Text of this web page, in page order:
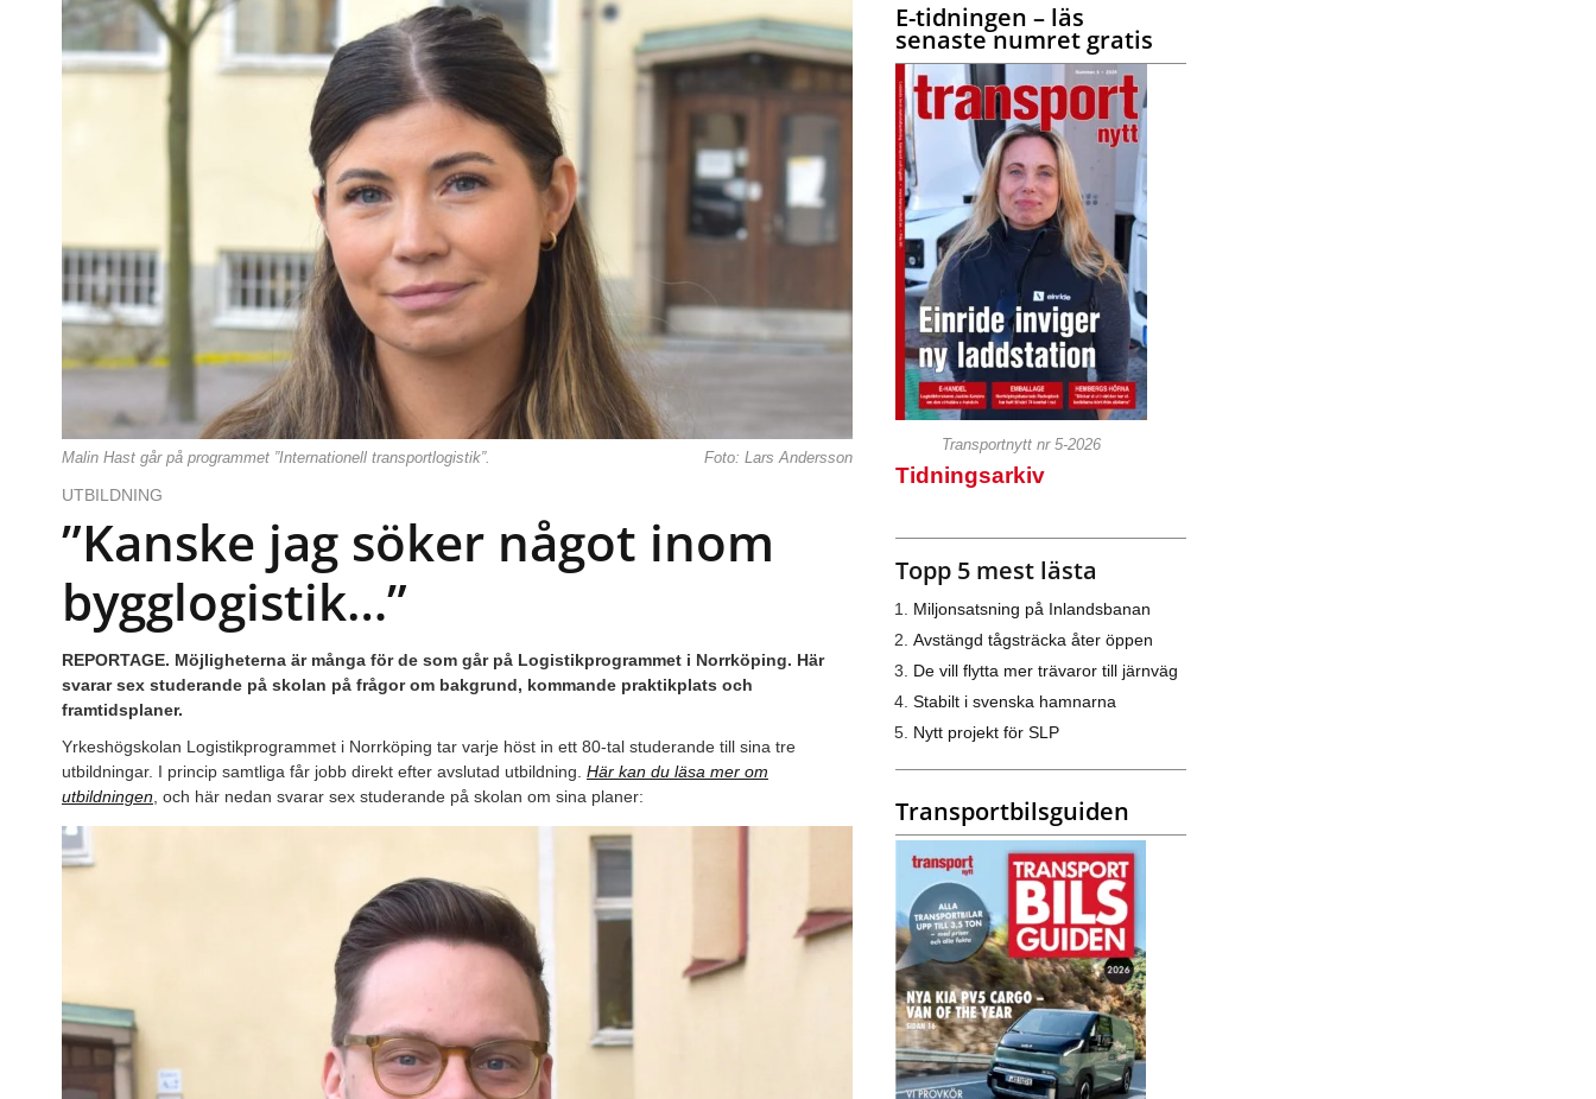
Malin Hast går på programmet ”Internationell transportlogistik”. Foto: Lars Andersson
UTBILDNING
”Kanske jag söker något inom
bygglogistik…”
REPORTAGE. Möjligheterna är många för de som går på Logistikprogrammet i Norrköping. Här
svarar sex studerande på skolan på frågor om bakgrund, kommande praktikplats och
framtidsplaner.
Yrkeshögskolan Logistikprogrammet i Norrköping tar varje höst in ett 80-tal studerande till sina tre
utbildningar. I princip samtliga får jobb direkt efter avslutad utbildning. Här kan du läsa mer om
utbildningen , och här nedan svarar sex studerande på skolan om sina planer:
E-tidningen – läs
senaste numret gratis
Transportnytt nr 5-2026
Tidningsarkiv
Topp 5 mest lästa
Miljonsatsning på Inlandsbanan
Avstängd tågsträcka åter öppen
De vill flytta mer trävaror till järnväg
Stabilt i svenska hamnarna
Nytt projekt för SLP
Transportbilsguiden